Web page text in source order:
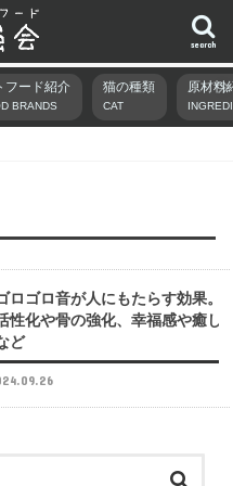
search
フード紹介
BRANDS
猫の種類
CAT
原材料
ロゴロ音が人にもたらす効果。
性化や骨の強化、幸福感や癒し
ど